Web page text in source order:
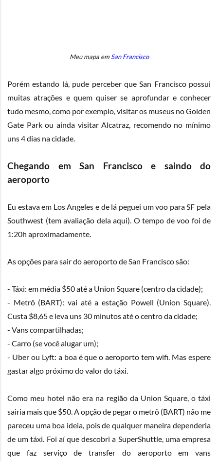
Meu mapa emSan Francisco
Porém estando lá, pude perceber que San Francisco possui
muitas atrações e quem quiser se aprofundar e conhecer
tudo mesmo, como por exemplo, visitar os museus no Golden
Gate Park ou ainda visitar Alcatraz, recomendo no mínimo
uns 4 dias na cidade.
Chegando em San Francisco e saindo do
aeroporto
Eu estava em Los Angeles e de lá peguei um voo para SF pela
Southwest (tem avaliação dela aqui). O tempo de voo foi de
1:20h aproximadamente.
As opções para sair do aeroporto de San Francisco são:
- Táxi: em média $50 até a Union Square (centro da cidade);
- Metrô (BART): vai até a estação Powell (Union Square).
Custa $8,65 e leva uns 30 minutos até o centro da cidade;
- Vans compartilhadas;
- Carro (se você alugar um);
- Uber ou Lyft: a boa é que o aeroporto tem wifi. Mas espere
gastar algo próximo do valor do táxi.
Como meu hotel não era na região da Union Square, o táxi
sairia mais que $50. A opção de pegar o metrô (BART) não me
pareceu uma boa ideia, pois de qualquer maneira dependeria
de um táxi. Foi aí que descobri a SuperShuttle, uma empresa
que faz serviço de transfer do aeroporto em vans